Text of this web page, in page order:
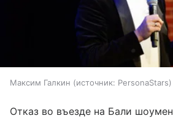
Максим Галкин источник: PersonaStars
Отказ во въезде на Бали